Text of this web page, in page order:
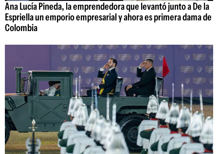
Ana Lucía Pineda, la emprendedora que levantó junto a De la
Espriella un emporio empresarial y ahora es primera dama de
Colombia